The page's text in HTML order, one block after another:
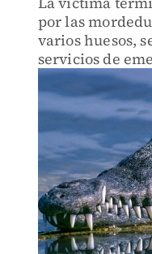
por las
varios huesos,
servicios de